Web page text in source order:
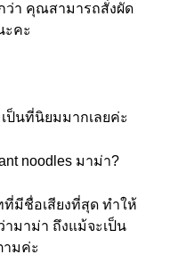
ว่า คุณสามารถสั่งผัด
ะคะ
ป็นที่นิยมมากเลยค่ะ
noodles มาม่า?
ที่มีชื่อเสียงที่สุด ทำให้
ามาม่า ถึงแม้จะเป็น
มค่ะ